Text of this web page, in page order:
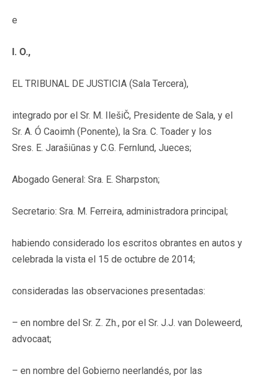
e
I. O.,
EL TRIBUNAL DE JUSTICIA (Sala Tercera),
integrado por el Sr. M. IlešiČ, Presidente de Sala, y el
Sr. A. Ó Caoimh (Ponente), la Sra. C. Toader y los
Sres. E. Jarašiūnas y C.G. Fernlund, Jueces;
Abogado General: Sra. E. Sharpston;
Secretario: Sra. M. Ferreira, administradora principal;
habiendo considerado los escritos obrantes en autos y
celebrada la vista el 15 de octubre de 2014;
consideradas las observaciones presentadas:
– en nombre del Sr. Z. Zh., por el Sr. J.J. van Doleweerd,
advocaat;
– en nombre del Gobierno neerlandés, por las